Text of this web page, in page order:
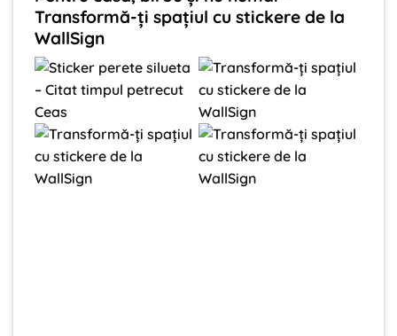
Transformă-ți spațiul cu stickere de la
WallSign